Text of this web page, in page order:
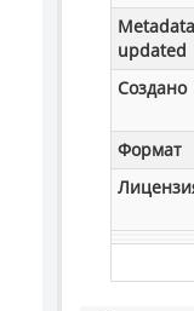
updated
Создано
Формат